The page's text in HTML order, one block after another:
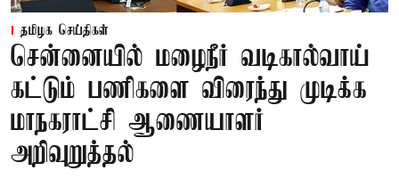
தமிழக செய்திகள்
சென்னையில் மழைநீர் வடிகால்வாய்
கட்டும் பணிகளை விரைந்து முடிக்க
மாநகராட்சி ஆணையாளர்
அறிவுறுத்தல்